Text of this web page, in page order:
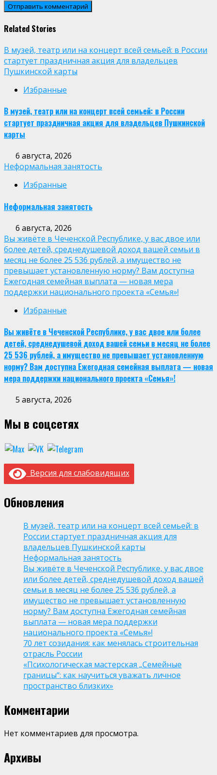
Related Stories
В музей, театр или на концерт всей семьей: в России
стартует праздничная акция для владельцев
Пушкинской карты
Избранные
В музей, театр или на концерт всей семьей: в России
стартует праздничная акция для владельцев Пушкинской
карты
6 августа, 2026
Неформальная занятость
Избранные
Неформальная занятость
6 августа, 2026
Вы живёте в Чеченской Республике, у вас двое или
более детей, среднедушевой доход вашей семьи в
месяц не более 25 536 рублей, а имущество не
превышает установленную норму? Вам доступна
Ежегодная семейная выплата — новая мера
поддержки национального проекта «Семья»!
Избранные
Вы живёте в Чеченской Республике, у вас двое или более
детей, среднедушевой доход вашей семьи в месяц не более
25 536 рублей, а имущество не превышает установленную
норму? Вам доступна Ежегодная семейная выплата — новая
мера поддержки национального проекта «Семья»!
5 августа, 2026
Мы в соцсетях
Версия для слабовидящих
Обновления
В музей, театр или на концерт всей семьей: в
России стартует праздничная акция для
владельцев Пушкинской карты
Неформальная занятость
Вы живёте в Чеченской Республике, у вас двое
или более детей, среднедушевой доход вашей
семьи в месяц не более 25 536 рублей, а
имущество не превышает установленную
норму? Вам доступна Ежегодная семейная
выплата — новая мера поддержки
национального проекта «Семья»!
70 лет созидания: как менялась строительная
отрасль России
«Психологическая мастерская „Семейные
границы“: как научиться уважать личное
пространство близких»
Комментарии
Нет комментариев для просмотра.
Архивы